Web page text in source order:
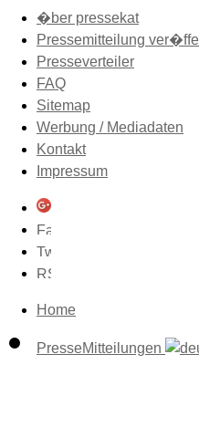
�ber pressekat
Pressemitteilung
Presseverteiler
FAQ
Sitemap
Werbung / Mediadaten
Kontakt
Impressum
Home
PresseMitteilungen